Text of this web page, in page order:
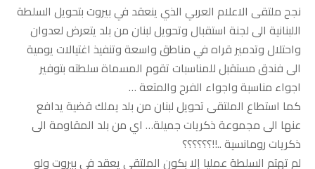
نجح ملتقى الاعلام العربي الذي ينعقد في بيروت بتحويل السلطة
اللبنانية الى لجنة استقبال وتحويل لبنان من بلد يتعرض لعدوان
واحتلال وتدمير قراه في مناطق واسعة وتنفيذ اغتيالات يومية
الى فندق مستقبل للمناسبات تقوم المسماة سلطته بتوفير
اجواء مناسبة واجواء الفرح والمتعة …
كما استطاع الملتقى تحويل لبنان من بلد يملك قضية يدافع
عنها الى مجموعة ذكريات جميلة… اي من بلد المقاومة الى
ذكريات رومانسية ..!!؟؟؟؟؟؟
لم تهتم السلطة عمليا إلا بكون الملتقى يعقد في بيروت ولو